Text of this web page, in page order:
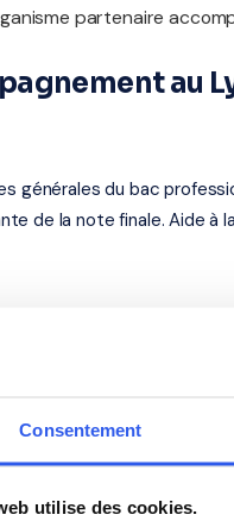
Consentement
utilise des cookies.
partenaire
au
générales du bac
de la note finale. Aide
Eiffel propose des
professeurs
en langues.
Varennes-